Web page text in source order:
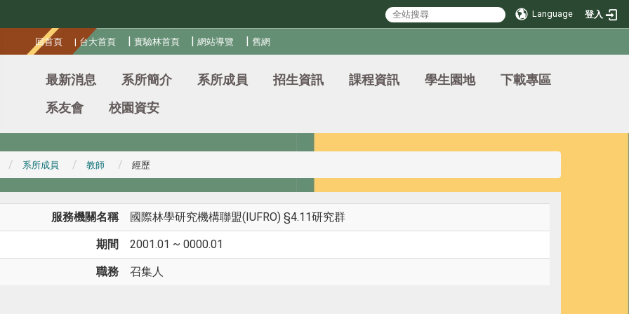
Language 登入
回首頁 | 台大首頁 | 實驗林首頁 |網站導覽 |舊網
最新消息 系所簡介 系所成員 招生資訊 課程資訊 學生園地
下載專區
系友會
校園資安
系所成員 教師 經歷
服務機關名稱 國際林學研究機構聯盟(IUFRO) §4.11研究群
期間 2001.01 ~ 0000.01
職務 召集人